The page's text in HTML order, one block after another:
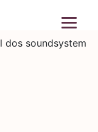
dos soundsystem